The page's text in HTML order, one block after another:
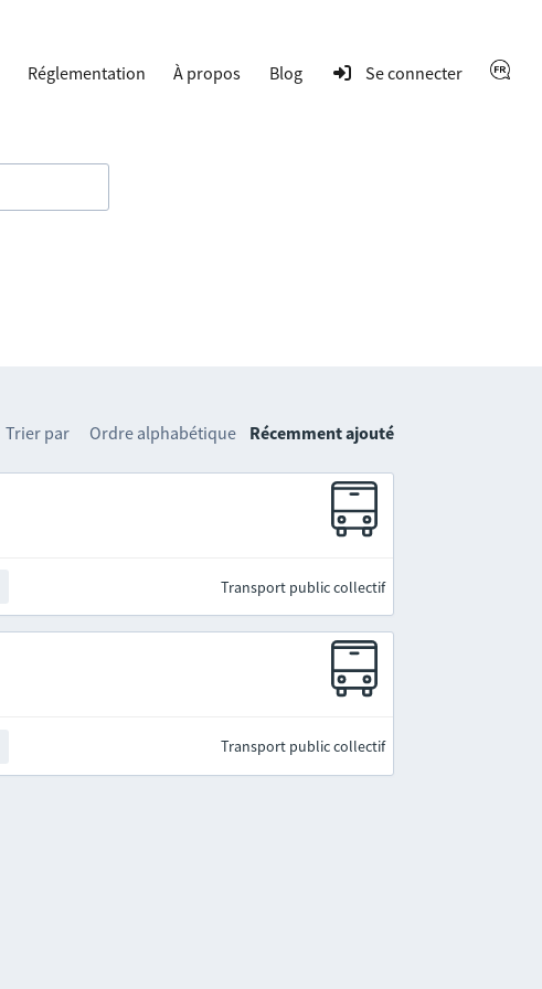
Réglementation À propos Blog Se connecter
Trier par Ordre alphabétique Récemment ajouté
Transport public collectif
Transport public collectif